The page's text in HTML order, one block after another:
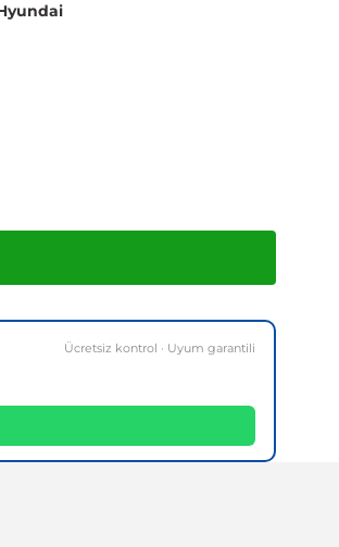
Ücretsiz kontrol · Uyum garantili